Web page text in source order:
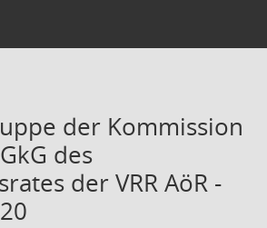
der Kommission
des
der VRR AöR -